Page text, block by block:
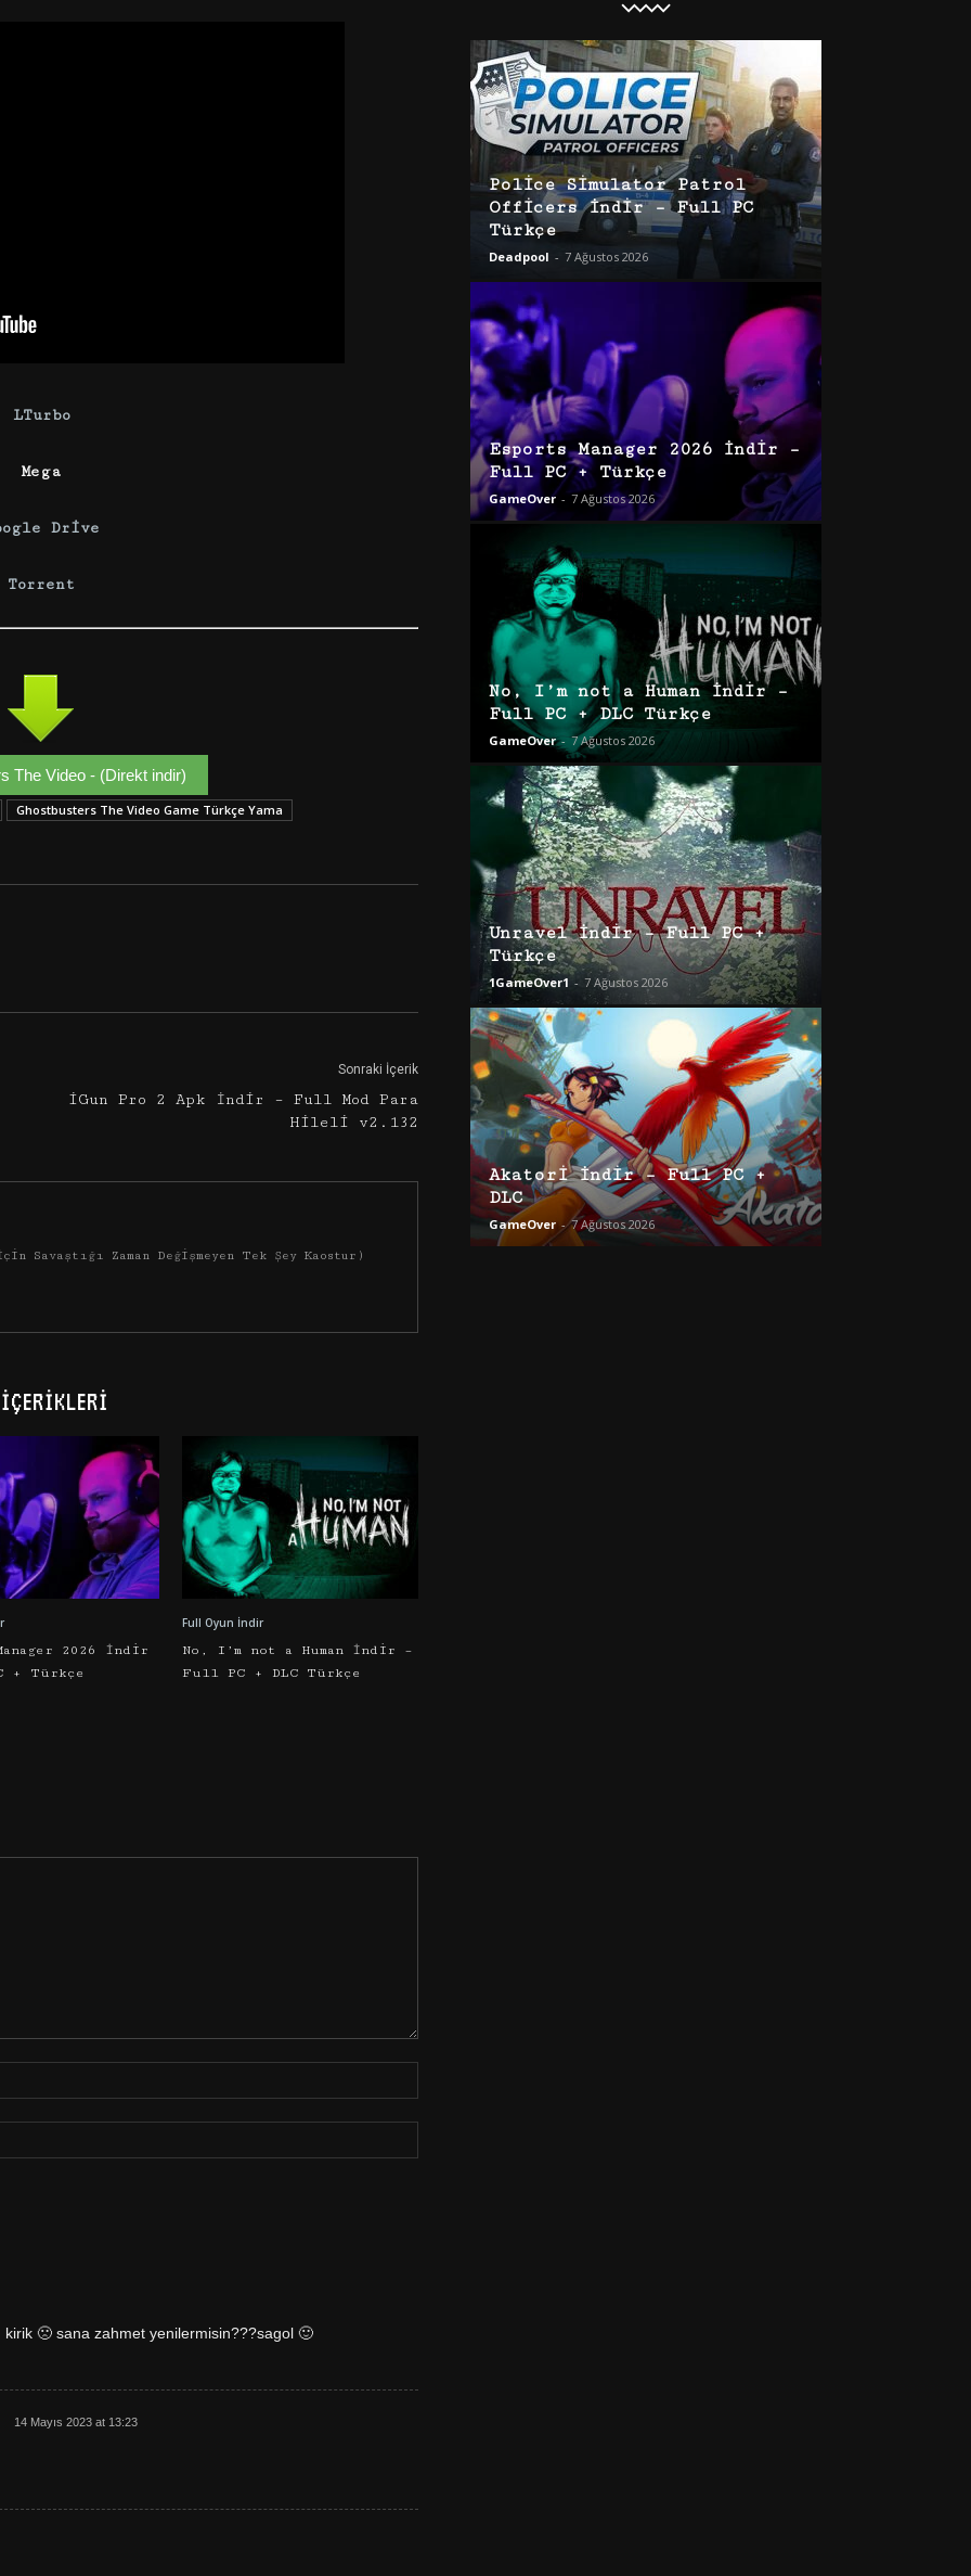
LTurbo
Mega
Drive
Torrent
The Video - (Direkt indir)
Ghostbusters The Video Game Türkçe Yama
Sonraki İçerik
iGun Pro 2 Apk İndir – Full Mod Para
Hileli v2.132
Savaştığı Zaman Değişmeyen Tek Şey Kaostur)
2026 İndir
+ Türkçe
Full Oyun İndir
No, I’m not a Human İndir –
Full PC + DLC Türkçe
🙁 sana zahmet yenilermisin???sagol 🙂
14 Mayıs 2023 at 13:23
Police Simulator Patrol
Officers İndir – Full PC
Türkçe
Deadpool - 7 Ağustos 2026
Esports Manager 2026 İndir –
Full PC + Türkçe
GameOver - 7 Ağustos 2026
No, I’m not a Human İndir –
Full PC + DLC Türkçe
GameOver - 7 Ağustos 2026
Unravel İndir – Full PC +
Türkçe
1GameOver1 - 7 Ağustos 2026
Akatori İndir – Full PC +
DLC
GameOver - 7 Ağustos 2026